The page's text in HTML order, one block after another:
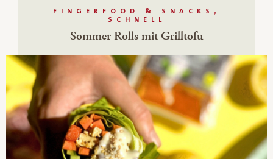
FINGERFOOD & SNACKS,
SCHNELL
Sommer Rolls mit Grilltofu